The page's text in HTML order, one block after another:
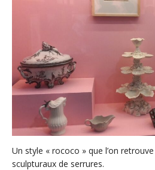
Un style « rococo » que l’on
sculpturaux de serrures.